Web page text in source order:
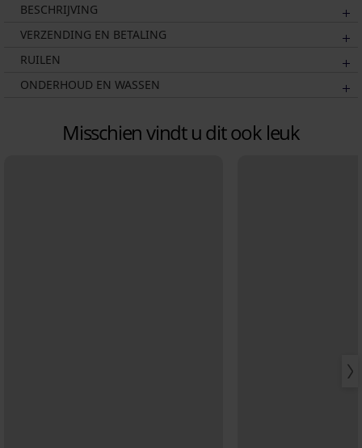
BESCHRIJVING
VERZENDING EN BETALING
RUILEN
ONDERHOUD EN WASSEN
Misschien vindt u dit ook leuk